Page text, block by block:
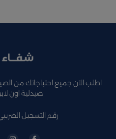
اطلب الآن جميع احتياجاتك من
صيدلية اون
رقم التسجيل الضريبي: 718-859-